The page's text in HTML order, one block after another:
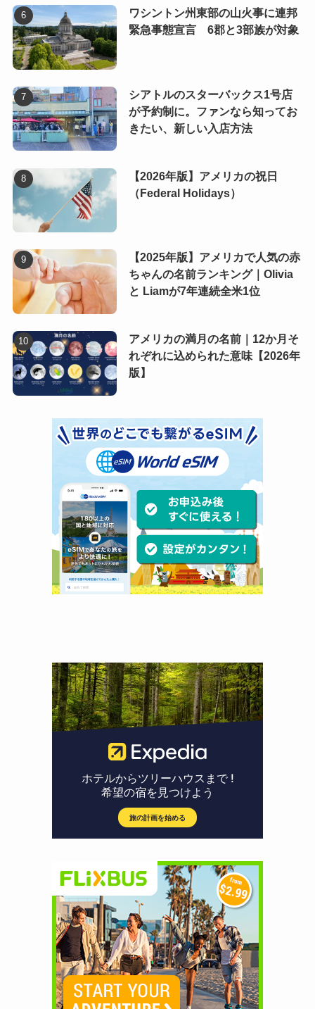
ワシントン州東部の山火事に連邦
緊急事態宣言 6郡と3部族が対象
シアトルのスターバックス1号店
が予約制に。ファンなら知ってお
きたい、新しい入店方法
【2026年版】アメリカの祝日
（Federal Holidays）
【2025年版】アメリカで人気の赤
ちゃんの名前ランキング｜Olivia
と Liamが7年連続全米1位
アメリカの満月の名前｜12か月そ
れぞれに込められた意味【2026年
版】